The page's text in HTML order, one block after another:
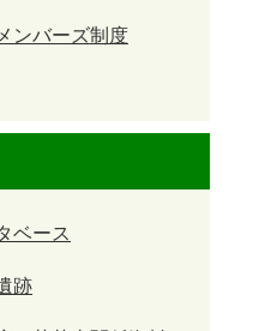
ンバーズ制度
ベース
跡